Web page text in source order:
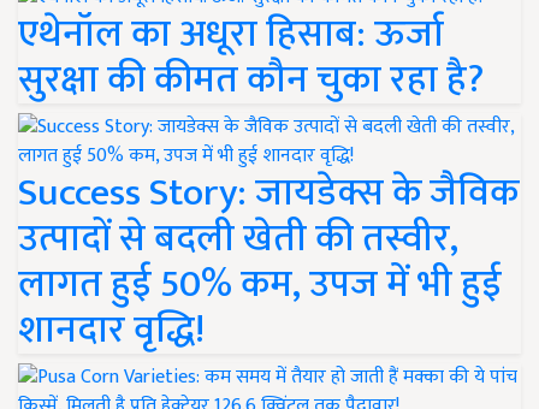
एथेनॉल का अधूरा हिसाब: ऊर्जा
सुरक्षा की कीमत कौन चुका रहा है?
Success Story: जायडेक्स के जैविक
उत्पादों से बदली खेती की तस्वीर,
लागत हुई 50% कम, उपज में भी हुई
शानदार वृद्धि!